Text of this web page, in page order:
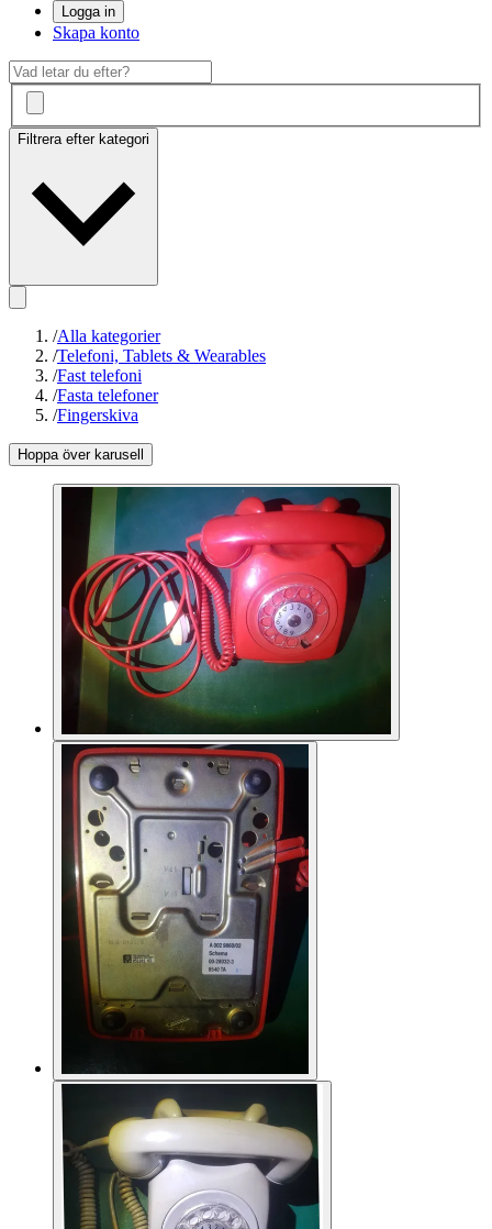
Logga in
Skapa konto
Filtrera efter kategori
/Alla kategorier
/Telefoni, Tablets & Wearables
/Fast telefoni
/Fasta telefoner
/Fingerskiva
Hoppa över karusell